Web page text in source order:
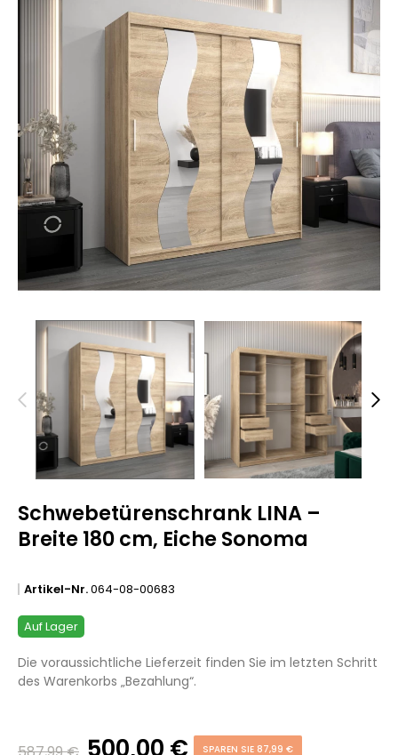
Schwebetürenschrank LINA –
Breite 180 cm, Eiche Sonoma
Artikel-Nr.064-08-00683
Auf Lager
Die voraussichtliche Lieferzeit finden Sie im letzten Schritt
des Warenkorbs „Bezahlung“.
SPAREN SIE 87,99 €